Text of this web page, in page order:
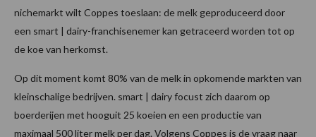
nichemarkt wilt Coppes toeslaan: de melk geproduceerd door
een smart | dairy-franchisenemer kan getraceerd worden tot op
de koe van herkomst.
Op dit moment komt 80% van de melk in opkomende markten van
kleinschalige bedrijven. smart | dairy focust zich daarom op
boerderijen met hooguit 25 koeien en een productie van
maximaal 500 liter melk per dag. Volgens Coppes is de vraag naar